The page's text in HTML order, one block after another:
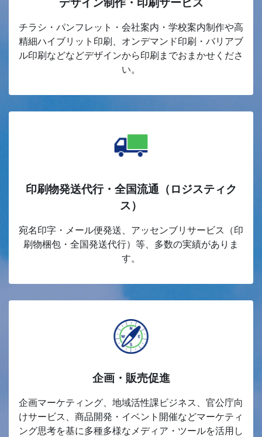
チラシ・パンフレット・会社案内・学校案内制作や高
精細ハイブリット印刷、オンデマンド印刷・バリアブ
ル印刷などなどデザインから印刷までおまかせくださ
い。
印刷物発送代行・全国流通（ロジスティク
ス）
宛名印字・メール便発送、アッセンブリサービス（印
刷物梱包・全国発送代行）等、多数の実績がありま
す。
企画・販売促進
企画マーケティング、地域活性課ビジネス、官公庁向
けサービス、商品開発・イベント開催などマーケティ
ング思考を基に多種多様なメディア・ツールを活用し